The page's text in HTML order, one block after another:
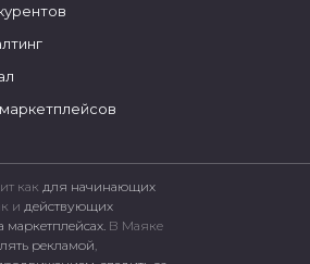
как для начинающих
и действующих
В Маяке
рекламой